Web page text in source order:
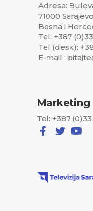
Adresa:
71000
Bosna i
Tel: +387
Tel (desk):
E-mail :
Marketing
Tel: +387 (0)33